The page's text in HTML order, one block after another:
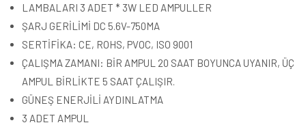
LAMBALARI 3 ADET * 3W LED AMPULLER
ŞARJ GERİLİMİ DC 5.6V-750MA
SERTİFİKA: CE, ROHS, PVOC, ISO 9001
ÇALIŞMA ZAMANI: BİR AMPUL 20 SAAT BOYUNCA UYANIR, ÜÇ
AMPUL BİRLİKTE 5 SAAT ÇALIŞIR.
GÜNEŞ ENERJİLİ AYDINLATMA
3 ADET AMPUL